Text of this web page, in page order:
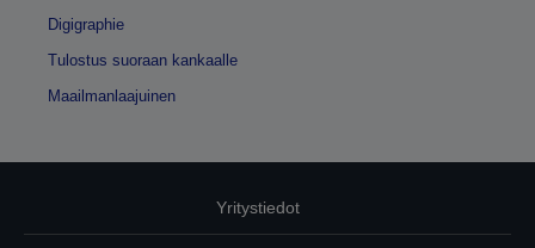
Digigraphie
Tulostus suoraan kankaalle
Maailmanlaajuinen
Yritystiedot